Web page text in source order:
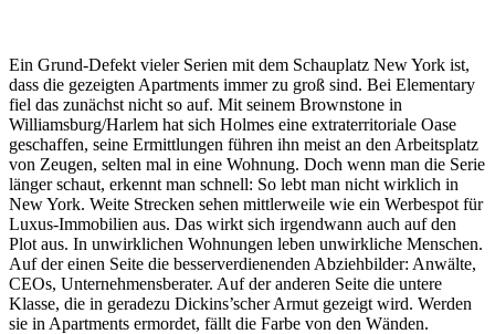
Ein Grund-Defekt vieler Serien mit dem Schauplatz New York ist,
dass die gezeigten Apartments immer zu groß sind. Bei Elementary
fiel das zunächst nicht so auf. Mit seinem Brownstone in
Williamsburg/Harlem hat sich Holmes eine extraterritoriale Oase
geschaffen, seine Ermittlungen führen ihn meist an den Arbeitsplatz
von Zeugen, selten mal in eine Wohnung. Doch wenn man die Serie
länger schaut, erkennt man schnell: So lebt man nicht wirklich in
New York. Weite Strecken sehen mittlerweile wie ein Werbespot für
Luxus-Immobilien aus. Das wirkt sich irgendwann auch auf den
Plot aus. In unwirklichen Wohnungen leben unwirkliche Menschen.
Auf der einen Seite die besserverdienenden Abziehbilder: Anwälte,
CEOs, Unternehmensberater. Auf der anderen Seite die untere
Klasse, die in geradezu Dickins’scher Armut gezeigt wird. Werden
sie in Apartments ermordet, fällt die Farbe von den Wänden.